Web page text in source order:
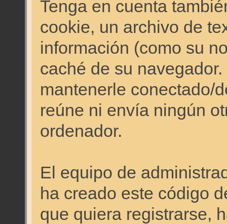
Tenga en cuenta
cookie, un archivo de
información (como su
caché de su
mantenerle conectado/
reúne ni envía ningún
ordenador.
El equipo de
ha creado este código
que quiera registrarse,